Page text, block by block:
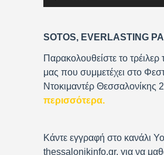
e
r
SOTOS, EVERLASTING
Παρακολουθείστε το τρέιλερ
μας που συμμετέχει στο
Ντοκιμαντέρ
περισσότερα.
Κάντε εγγραφή στο κανάλι
thessalonikinfo.gr, για να